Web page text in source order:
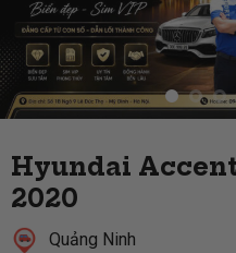
Hyundai Accent
2020
Quảng Ninh